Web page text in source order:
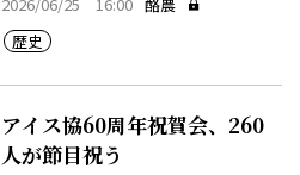
歴史
アイス協60周年祝賀会、260
人が節目祝う